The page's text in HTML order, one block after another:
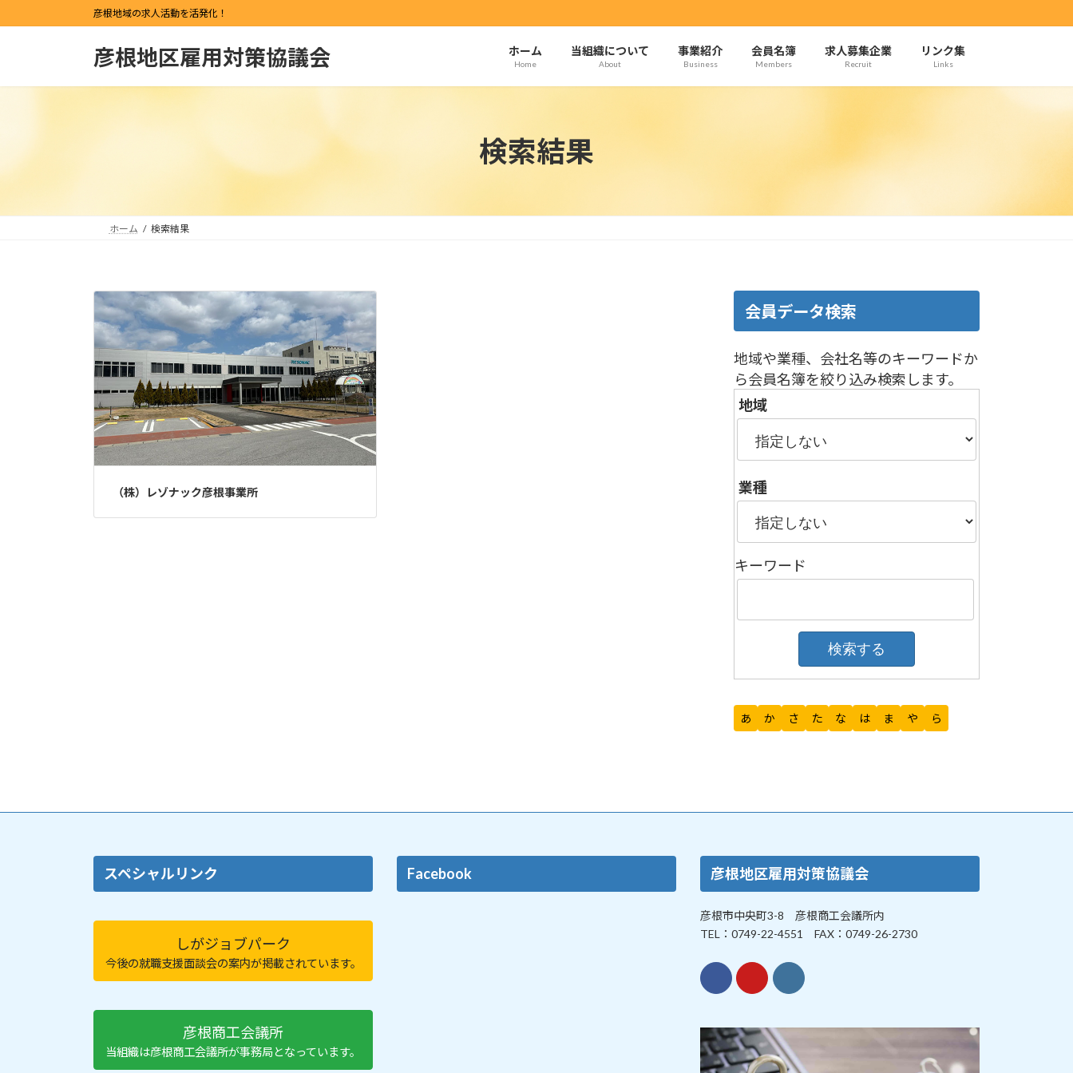
ン
ビ
彦根地域の求人活動を活発化！
彦根地区雇用対策協議会 ホーム
Home
当組織について
About
事業紹介
Business
会員名簿
Members
求人募集企業
Recruit
リンク集
Links
検索結果
ホーム 検索結果
（株）レゾナック彦根事業所
会員データ検索
地域や業種、会社名等のキーワードか
ら会員名簿を絞り込み検索します。
地域
業種
キーワード
あ か さ た な は ま や ら
スペシャルリンク
しがジョブパーク
今後の就職支援面談会の案内が掲載されています。
彦根商工会議所
当組織は彦根商工会議所が事務局となっています。
Facebook 彦根地区雇用対策協議会
彦根市中央町3-8 彦根商工会議所内
TEL：0749-22-4551 FAX：0749-26-2730